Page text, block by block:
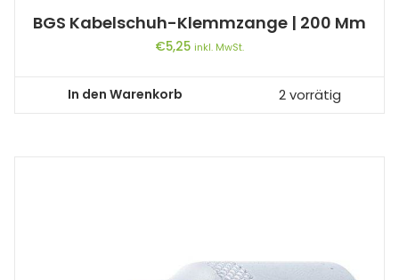
BGS Kabelschuh-Klemmzange | 200 Mm
€5,25 inkl. MwSt.
In den Warenkorb 2 vorrätig